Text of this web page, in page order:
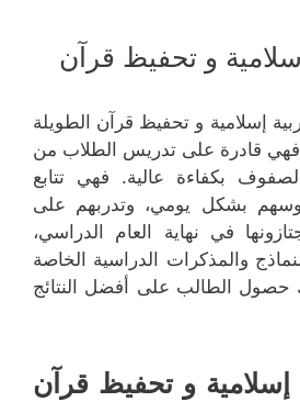
و تحفيظ قرآن
إسلامية و تحفيظ قرآن الطويلة
فهي قادرة على تدريس الطلاب من
بكفاءة عالية. فهي تتابع
بشكل يومي، وتدربهم على
في نهاية العام الدراسي،
والمذكرات الدراسية الخاصة
حصول الطالب على أفضل النتائج
و تحفيظ قرآن